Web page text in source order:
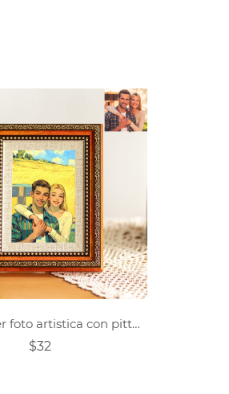
Cornice per foto artistica con pittura a olio personalizzata
$32